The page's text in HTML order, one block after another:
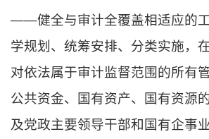
——健全与审计全覆盖相适应的
学规划、统筹安排、分类实施，在
对依法属于审计监督范围的所有
公共资金、国有资产、国有资源
及党政主要领导干部和国有企事